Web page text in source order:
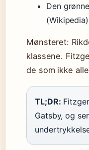
Den
(Wikipedia)
Mønsteret:
klassene.
de som ikke
TL;DR:
Gatsby, og